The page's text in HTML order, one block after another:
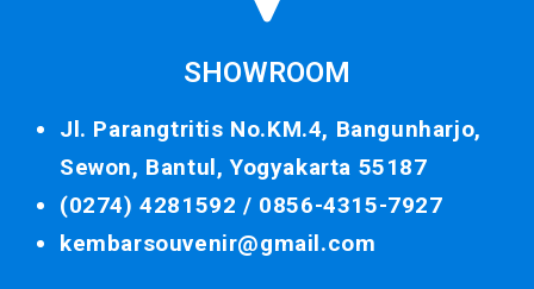
SHOWROOM
Jl. Parangtritis No.KM.4, Bangunharjo,
Sewon, Bantul, Yogyakarta 55187
(0274) 4281592 / 0856-4315-7927
kembarsouvenir@gmail.com